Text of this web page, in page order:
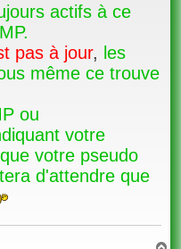
actifs à ce
pas à jour, les
même ce trouve
ou
votre
votre pseudo
d'attendre que